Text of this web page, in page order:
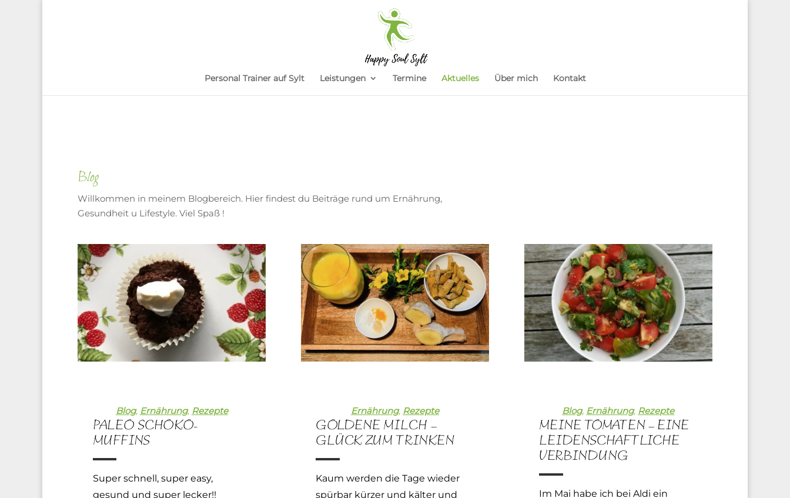
Personal Trainer auf Sylt Leistungen Termine Aktuelles Über mich Kontakt
Blog
Willkommen in meinem Blogbereich. Hier findest du Beiträge rund um Ernährung,
Gesundheit u Lifestyle. Viel Spaß !
Blog, Ernährung, Rezepte
PALEO SCHOKO-
MUFFINS
Super schnell, super easy,
gesund und super lecker!!
Ernährung, Rezepte
GOLDENE MILCH –
GLÜCK ZUM TRINKEN
Kaum werden die Tage wieder
spürbar kürzer und kälter und
Blog, Ernährung, Rezepte
MEINE TOMATEN – EINE
LEIDENSCHAFTLICHE
VERBINDUNG
Im Mai habe ich bei Aldi ein